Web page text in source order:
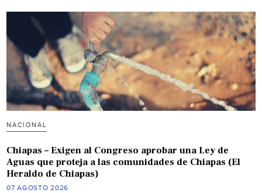
NACIONAL
Chiapas – Exigen al Congreso aprobar una Ley de
Aguas que proteja a las comunidades de Chiapas (El
Heraldo de Chiapas)
07 AGOSTO 2026